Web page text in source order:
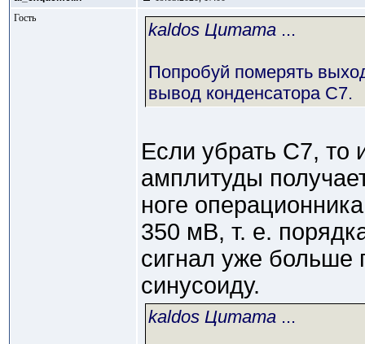
Гость
kaldos Цитата ...
Попробуй померять
вывод конденсатора С7.
Если убрать C7, то
амплитуды
ноге
350 мВ, т. е.
сигнал уже больше
синусоиду.
kaldos Цитата ...